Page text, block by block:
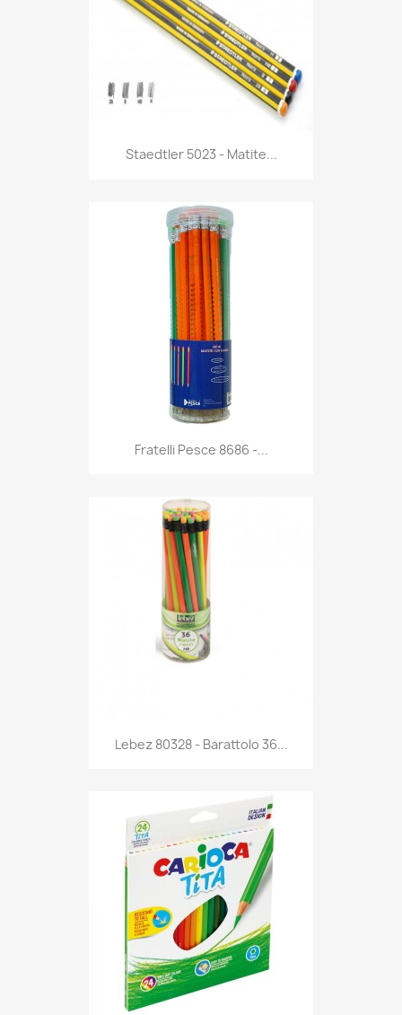
Anteprima
Staedtler 5023 - Matite...
Anteprima
Fratelli Pesce 8686 -...
Anteprima
Lebez 80328 - Barattolo 36...